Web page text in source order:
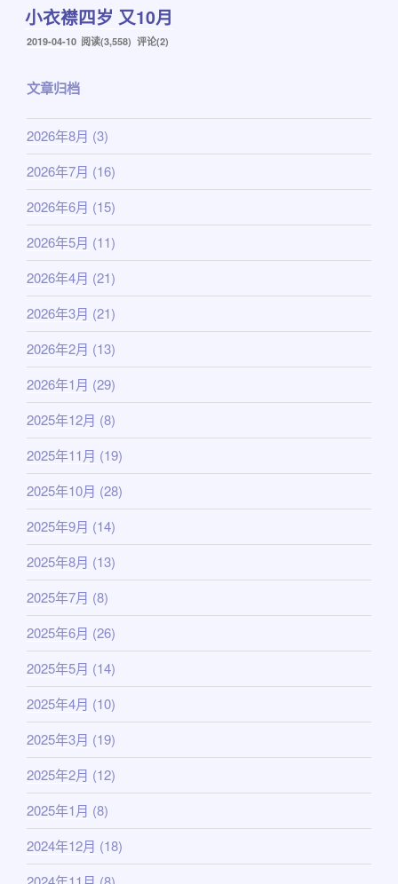
于
小衣襟四岁 又10月
发
2019-04-10 阅读(3,558) 评论(2)
文章归档
2026年8月 (3)
2026年7月 (16)
2026年6月 (15)
2026年5月 (11)
2026年4月 (21)
2026年3月 (21)
2026年2月 (13)
2026年1月 (29)
2025年12月 (8)
2025年11月 (19)
2025年10月 (28)
2025年9月 (14)
2025年8月 (13)
2025年7月 (8)
2025年6月 (26)
2025年5月 (14)
2025年4月 (10)
2025年3月 (19)
2025年2月 (12)
2025年1月 (8)
2024年12月 (18)